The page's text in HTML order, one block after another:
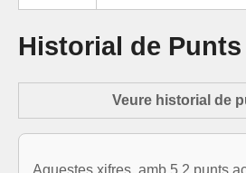
Historial de Punts
Veure historial de